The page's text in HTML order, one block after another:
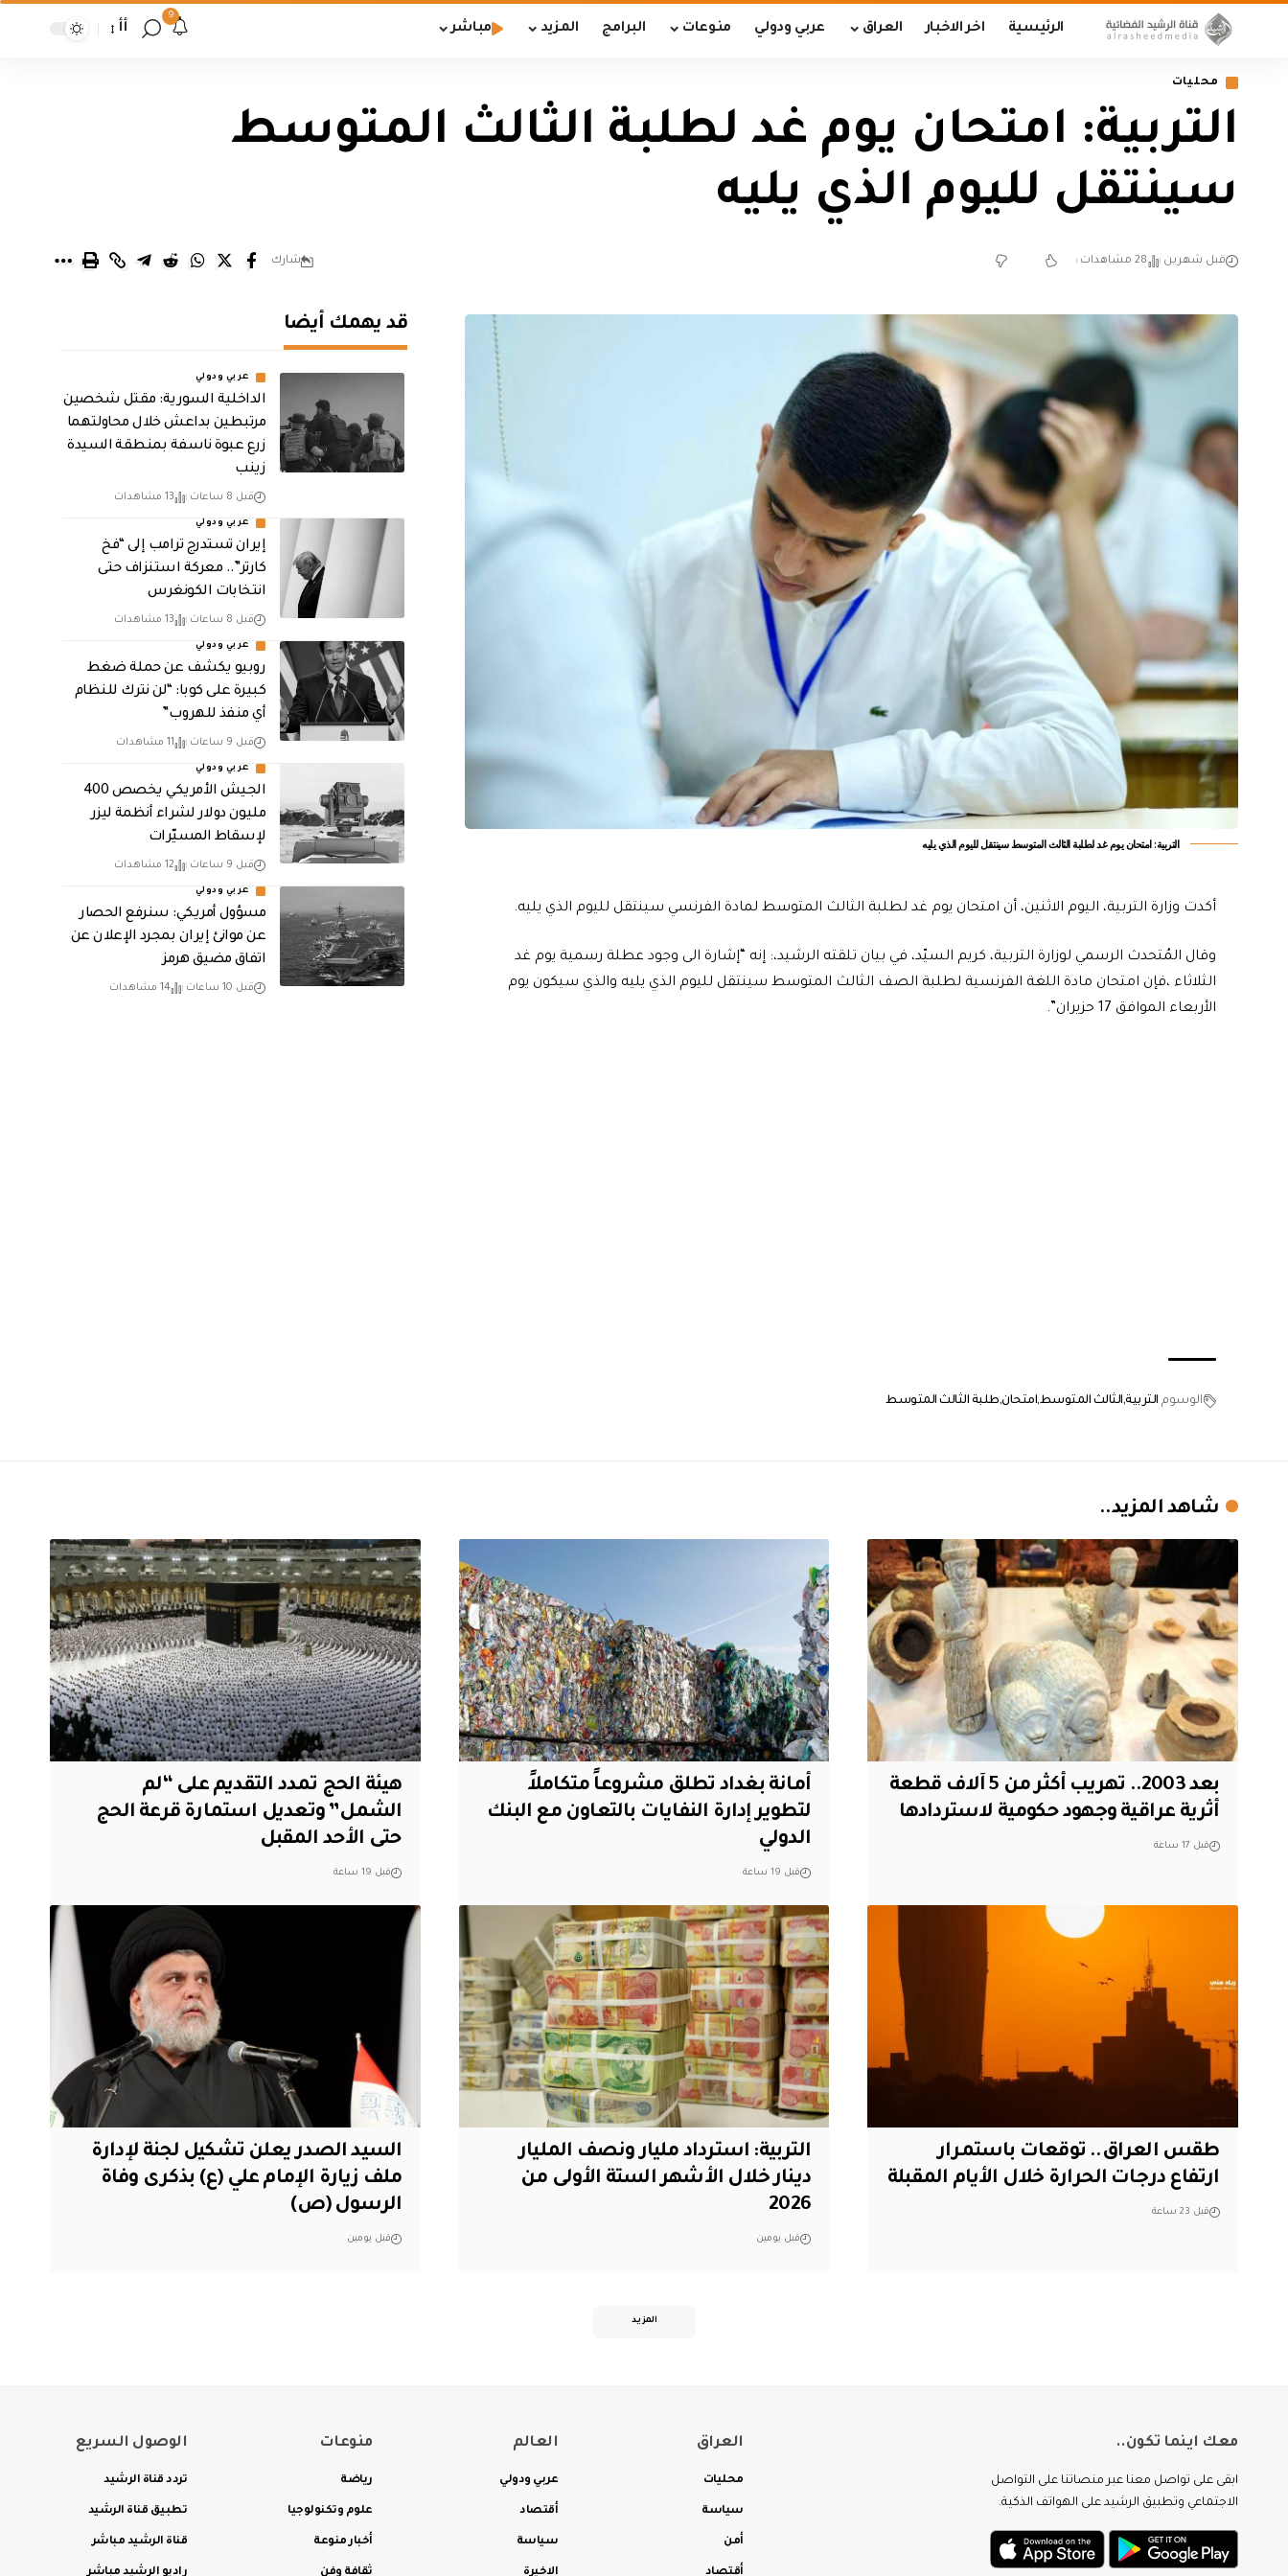
الرئيسية اخر الاخبار العراق عربي ودولي منوعات البرامج المزيد مباشر
9
أأ
محليات
التربية: امتحان يوم غد لطلبة الثالث المتوسط
سينتقل لليوم الذي يليه
قبل شهرين 28 مشاهدات شارك
التربية: امتحان يوم غد لطلبة الثالث المتوسط سينتقل لليوم الذي يليه
أكدت وزارة التربية، اليوم الاثنين، أن امتحان يوم غد لطلبة الثالث المتوسط لمادة الفرنسي سينتقل لليوم الذي يليه.
وقال المُتحدث الرسمي لوزارة التربية، كريم السيّد، في بيان تلقته الرشيد،: إنه “إشارة الى وجود عطلة رسمية يوم غد
الثلاثاء ،فإن امتحان مادة اللغة الفرنسية لطلبة الصف الثالث المتوسط سينتقل لليوم الذي يليه والذي سيكون يوم
الأربعاء الموافق 17 حزيران”.
الوسوم التربية الثالث المتوسط امتحان طلبة الثالث المتوسط
قد يهمك أيضا
عربي ودولي
الداخلية السورية: مقتل شخصين
مرتبطين بداعش خلال محاولتهما
زرع عبوة ناسفة بمنطقة السيدة
زينب
قبل 8 ساعات 13 مشاهدات
عربي ودولي
إيران تستدرج ترامب إلى “فخ
كارتر”.. معركة استنزاف حتى
انتخابات الكونغرس
قبل 8 ساعات 13 مشاهدات
عربي ودولي
روبيو يكشف عن حملة ضغط
كبيرة على كوبا: “لن نترك للنظام
أي منفذ للهروب”
قبل 9 ساعات 11 مشاهدات
عربي ودولي
الجيش الأمريكي يخصص 400
مليون دولار لشراء أنظمة ليزر
لإسقاط المسيّرات
قبل 9 ساعات 12 مشاهدات
عربي ودولي
مسؤول أمريكي: سنرفع الحصار
عن موانئ إيران بمجرد الإعلان عن
اتفاق مضيق هرمز
قبل 10 ساعات 14 مشاهدات
شاهد المزيد..
بعد 2003.. تهريب أكثر من 5 آلاف قطعة
أثرية عراقية وجهود حكومية لاستردادها
قبل 17 ساعة
أمانة بغداد تطلق مشروعاً متكاملاً
لتطوير إدارة النفايات بالتعاون مع البنك
الدولي
قبل 19 ساعة
هيئة الحج تمدد التقديم على “لم
الشمل” وتعديل استمارة قرعة الحج
حتى الأحد المقبل
قبل 19 ساعة
طقس العراق.. توقعات باستمرار
ارتفاع درجات الحرارة خلال الأيام المقبلة
قبل 23 ساعة
التربية: استرداد مليار ونصف المليار
دينار خلال الأشهر الستة الأولى من
2026
قبل يومين
السيد الصدر يعلن تشكيل لجنة لإدارة
ملف زيارة الإمام علي (ع) بذكرى وفاة
الرسول (ص)
قبل يومين
المزيد
معك اينما تكون..
ابقى على تواصل معنا عبر منصاتنا على التواصل
الاجتماعي وتطبيق الرشيد على الهواتف الذكية.
العراق
محليات
سياسة
أمن
أقتصاد
العالم
عربي ودولي
أقتصاد
سياسة
الاخيرة
منوعات
رياضة
علوم وتكنولوجيا
أخبار منوعة
ثقافة وفن
الوصول السريع
تردد قناة الرشيد
تطبيق قناة الرشيد
قناة الرشيد مباشر
راديو الرشيد مباشر